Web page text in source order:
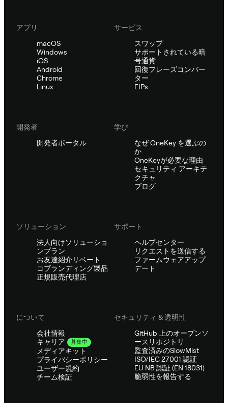
アプリ
macOS
Windows
iOS
Android
Chrome
Linux
サービス
スワップ
サポートされている暗
号通貨
回復フレーズコンバー
ター
EIPs
開発者
開発者ポータル
学び
なぜ OneKey を選ぶの
か
OneKeyが必要な理由
セキュリティ アーキテ
クチャ
ブログ
ソリューション
法人向けソリューショ
ンプラン
お友達紹介リベート
コブランディング製品
正規販売代理店
サポート
ヘルプセンター
リクエストを送信する
ファームウェアアップ
デート
について
会社情報
キャリア
募集中
メディアキット
プライバシーポリシー
ユーザー規約
チーム検証
セキュリティ & 透明性
GitHub 上のオープンソ
ースリポジトリ
監査済みのSlowMist
ISO/IEC 27001 認証
EU NB 認証 (EN 18031)
脆弱性を報告する